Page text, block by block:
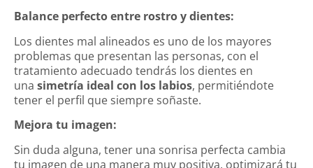
Balance perfecto entre rostro y dientes:
Los dientes mal alineados es uno de los mayores
problemas que presentan las personas, con el
tratamiento adecuado tendrás los dientes en
una simetría ideal con los labios, permitiéndote
tener el perfil que siempre soñaste.
Mejora tu imagen:
Sin duda alguna, tener una sonrisa perfecta cambia
tu imagen de una manera muy positiva, optimizará tu